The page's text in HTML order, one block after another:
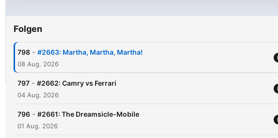
perks include full archive
episodes with Ray, and
Folgen
798 - #2663: Martha, Martha, Martha!
08 Aug. 2026
797 - #2662: Camry vs Ferrari
04 Aug. 2026
796 - #2661: The Dreamsicle-Mobile
01 Aug. 2026